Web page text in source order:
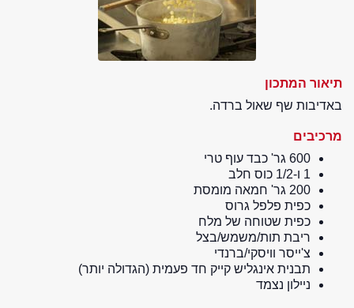
תיאור המתכון
באדיבות שף שאול ברדה.
מרכיבים
600 גר' כבד עוף טרי
1 ו-1/2 כוס חלב
200 גר' חמאה מומסת
כפית פלפל גרוס
כפית שטוחה של מלח
ריבת תות/משמש/בצל
צ'ייסר וויסקי/ברנדי
תבנית אינגליש קייק חד פעמית (הגדולה יותר)
ניילון נצמד